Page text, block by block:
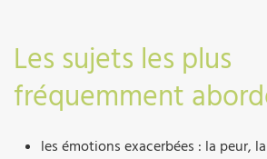
Les sujets les plus
fréquemment
les émotions exacerbées : la peur,